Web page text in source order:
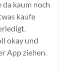
kaum noch
kaufe
okay und
App ziehen.